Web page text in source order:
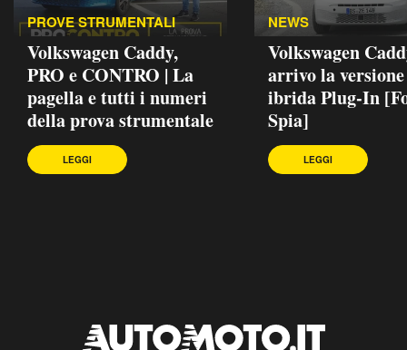
PROVE STRUMENTALI
Volkswagen Caddy,
PRO e CONTRO | La
pagella e tutti i numeri
della prova strumentale
LEGGI
NEWS
Volkswagen
arrivo la versione
ibrida Plug-In
Spia]
LEGGI